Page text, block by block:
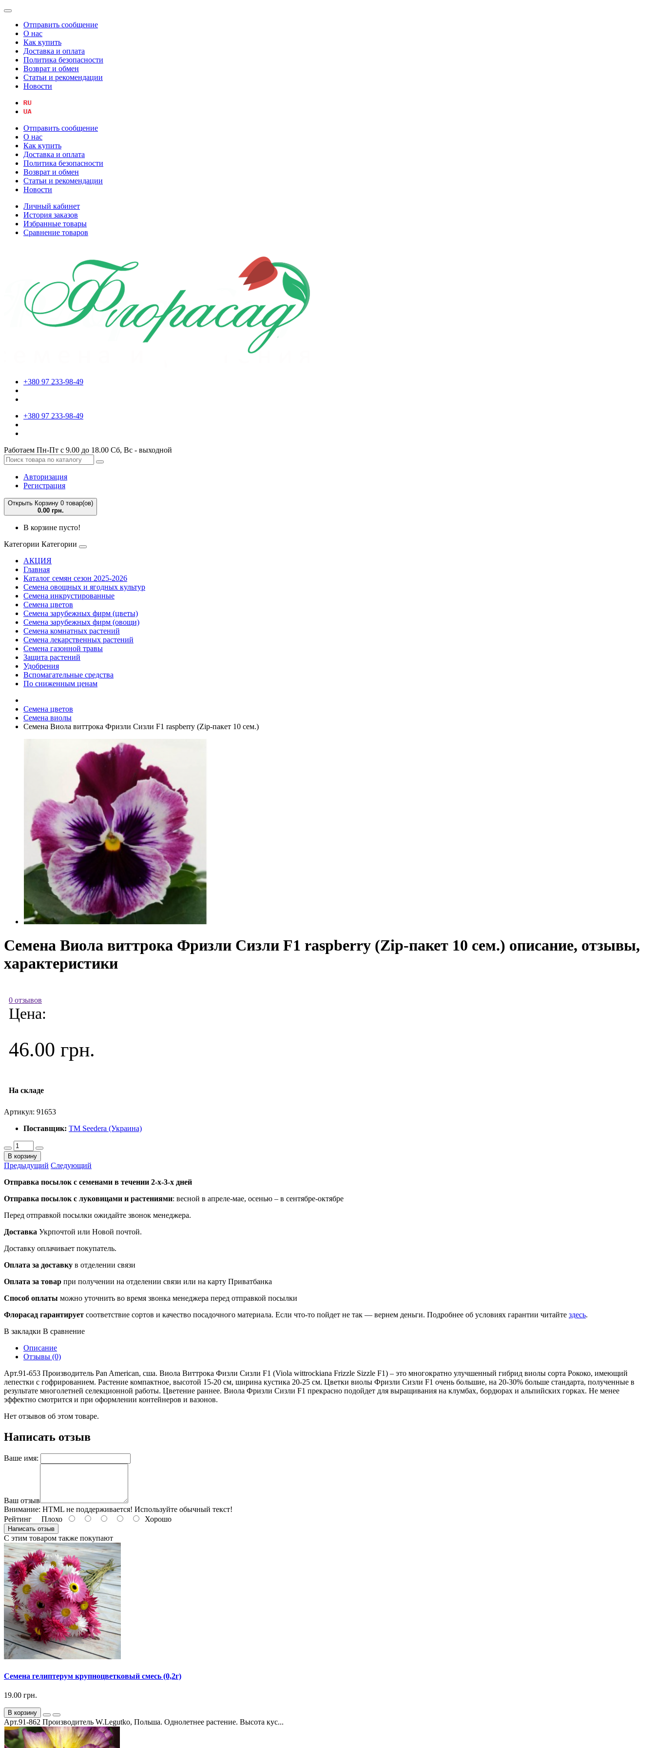
Отправить сообщение
О нас
Как купить
Доставка и оплата
Политика безопасности
Возврат и обмен
Статьи и рекомендации
Новости
Отправить сообщение
О нас
Как купить
Доставка и оплата
Политика безопасности
Возврат и обмен
Статьи и рекомендации
Новости
Личный кабинет
История заказов
Избранные товары
Сравнение товаров
+380 97 233-98-49
+380 97 233-98-49
Работаем Пн-Пт с 9.00 до 18.00 Сб, Вс - выходной
Авторизация
Регистрация
Открыть Корзину 0 товар(ов)
0.00 грн.
В корзине пусто!
Категории Категории
АКЦИЯ
Главная
Каталог семян сезон 2025-2026
Семена овощных и ягодных культур
Семена инкрустированные
Семена цветов
Семена зарубежных фирм (цветы)
Семена зарубежных фирм (овощи)
Семена комнатных растений
Семена лекарственных растений
Семена газонной травы
Защита растений
Удобрения
Вспомагательные средства
По сниженным ценам
Семена цветов
Семена виолы
Семена Виола виттрока Фризли Сизли F1 raspberry (Zip-пакет 10 сем.)
Семена Виола виттрока Фризли Сизли F1 raspberry (Zip-пакет 10 сем.) описание, отзывы,
характеристики
0 отзывов
Цена:
46.00 грн.
На складе
Артикул: 91653
Поставщик: ТМ Seedera (Украина)
В корзину
Предыдущий Следующий
Отправка посылок с семенами в течении 2-х-3-х дней
Отправка посылок с луковицами и растениями: весной в апреле-мае, осенью – в сентябре-октябре
Перед отправкой посылки ожидайте звонок менеджера.
Доставка Укрпочтой или Новой почтой.
Доставку оплачивает покупатель.
Оплата за доставку в отделении связи
Оплата за товар при получении на отделении связи или на карту Приватбанка
Способ оплаты можно уточнить во время звонка менеджера перед отправкой посылки
Флорасад гарантирует соответствие сортов и качество посадочного материала. Если что-то пойдет не так — вернем деньги. Подробнее об условиях гарантии читайте здесь.
В закладки В сравнение
Описание
Отзывы (0)
Арт.91-653 Производитель Pan American, сша. Виола Виттрока Физли Сизли F1 (Viola wittrockiana Frizzle Sizzle F1) – это многократно улучшенный гибрид виолы сорта Рококо, имеющий
лепестки с гофрированием. Растение компактное, высотой 15-20 см, ширина кустика 20-25 см. Цветки виолы Фризли Сизли F1 очень большие, на 20-30% больше стандарта, полученные в
результате многолетней селекционной работы. Цветение раннее. Виола Фризли Сизли F1 прекрасно подойдет для выращивания на клумбах, бордюрах и альпийских горках. Не менее
эффектно смотрится и при оформлении контейнеров и вазонов.
Нет отзывов об этом товаре.
Написать отзыв
Ваше имя:
Ваш отзыв
Внимание: HTML не поддерживается! Используйте обычный текст!
Рейтинг Плохо Хорошо
Написать отзыв
С этим товаром также покупают
Семена гелиптерум крупноцветковый смесь (0,2г)
19.00 грн.
В корзину
Арт.91-862 Производитель W.Legutko, Польша. Однолетнее растение. Высота кус...